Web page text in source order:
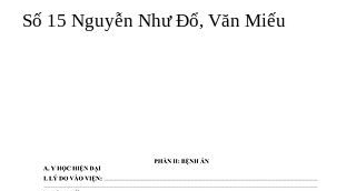
Số 15 Nguyễn Như Đổ, Văn Miếu